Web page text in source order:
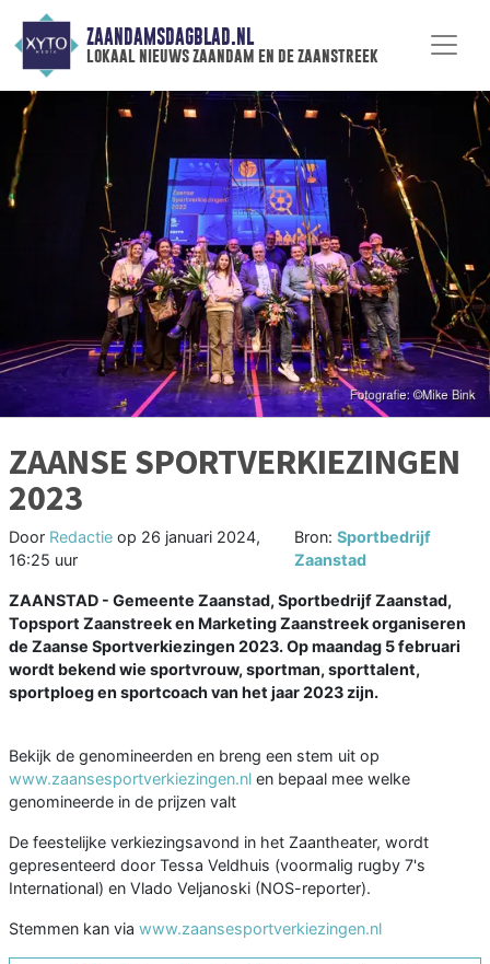
ZAANDAMSDAGBLAD.NL
lokaal nieuws zaandam en de zaanstreek
ZAANSE SPORTVERKIEZINGEN
2023
Door Redactie op 26 januari 2024,
16:25 uur
Bron:Sportbedrijf
Zaanstad
ZAANSTAD - Gemeente Zaanstad, Sportbedrijf Zaanstad,
Topsport Zaanstreek en Marketing Zaanstreek organiseren
de Zaanse Sportverkiezingen 2023. Op maandag 5 februari
wordt bekend wie sportvrouw, sportman, sporttalent,
sportploeg en sportcoach van het jaar 2023 zijn.
Bekijk de genomineerden en breng een stem uit op
www.zaansesportverkiezingen.nl en bepaal mee welke
genomineerde in de prijzen valt
De feestelijke verkiezingsavond in het Zaantheater, wordt
gepresenteerd door Tessa Veldhuis (voormalig rugby 7's
International) en Vlado Veljanoski (NOS-reporter).
Stemmen kan via www.zaansesportverkiezingen.nl